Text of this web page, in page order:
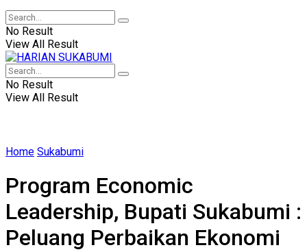
No Result
View All Result
No Result
View All Result
Home Sukabumi
Program Economic
Leadership, Bupati Sukabumi :
Peluang Perbaikan Ekonomi